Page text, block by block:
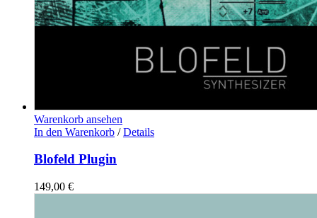
Warenkorb ansehen
In den Warenkorb / Details
Blofeld Plugin
149,00 €